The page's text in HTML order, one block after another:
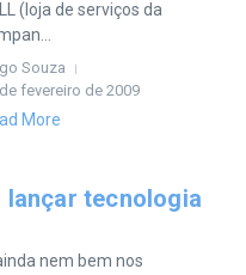
(loja de serviços da
Souza
fevereiro de 2009
More
lançar tecnologia
nem bem nos